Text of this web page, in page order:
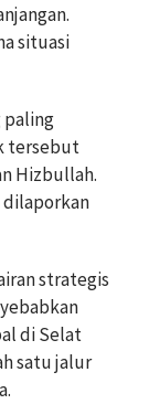
situasi
paling
tersebut
Hizbullah.
dilaporkan
strategis
di Selat
satu jalur